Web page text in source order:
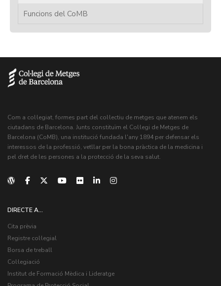
Funcions del CoMB
Com a col·legiat, formes part del col·lectiu de metges que atenem els
ciutadans de Barcelona. Junts constituïm el Col·legi de Metges de
Barcelona (CoMB), una institució fundada l'any 1894 per defensar els
interessos de la professió, vetllar per la bona pràctica de la medicina i
pel dret de les persones a la protecció de la seva salut.
DIRECTE A...
Cita prèvia
Registre col·legial
Borsa de treball
Col·legiació
Institut de Formació Mèdica i Lideratge